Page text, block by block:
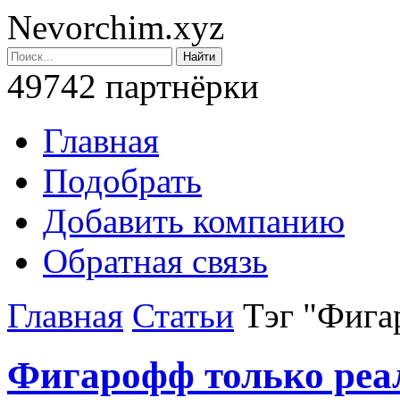
Nevorchim.xyz
49742 партнёрки
Главная
Подобрать
Добавить компанию
Обратная связь
Главная Статьи Тэг
Фигарофф только